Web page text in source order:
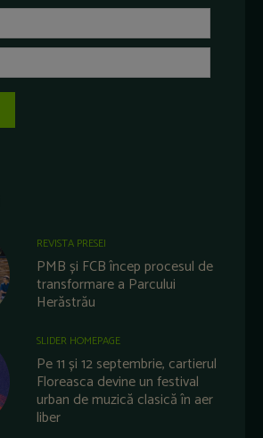
REVISTA PRESEI
PMB și FCB încep procesul de
transformare a Parcului
Herăstrău
SLIDER HOMEPAGE
Pe 11 și 12 septembrie, cartierul
Floreasca devine un festival
urban de muzică clasică în aer
liber